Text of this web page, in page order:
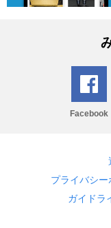
Facebook
プライバシー
ガイドラ